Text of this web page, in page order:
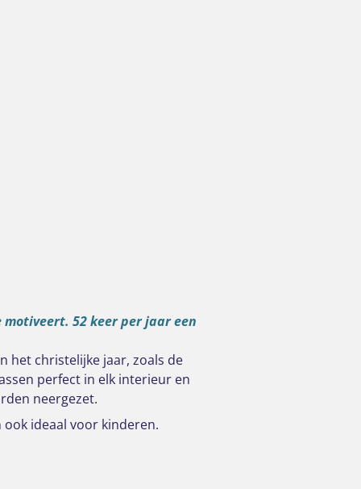
52 keer per jaar een
het christelijke jaar, zoals de
perfect in elk interieur en
neergezet.
ideaal voor kinderen.